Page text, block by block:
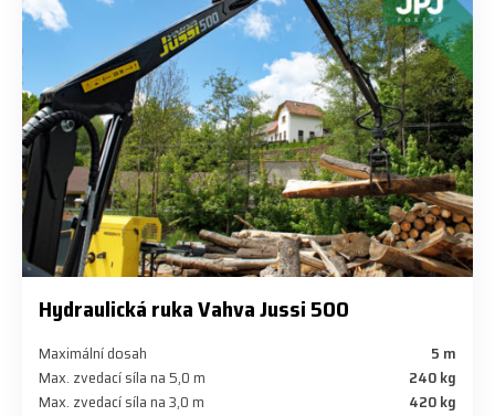
Hydraulická ruka Vahva Jussi 500
Maximální dosah
5 m
Max. zvedací síla na 5,0 m
240 kg
Max. zvedací síla na 3,0 m
420 kg